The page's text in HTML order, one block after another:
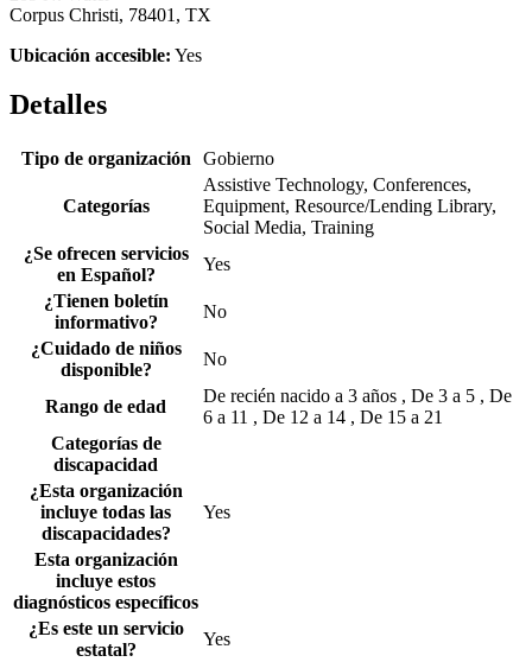
Corpus Christi, 78401, TX
Ubicación accesible: Yes
Detalles
Tipo de organización Gobierno
Categorías
Assistive Technology, Conferences,
Equipment, Resource/Lending Library,
Social Media, Training
¿Se ofrecen servicios
en Español?
Yes
¿Tienen boletín
informativo?
No
¿Cuidado de niños
disponible?
No
Rango de edad
De recién nacido a 3 años , De 3 a 5 , De
6 a 11 , De 12 a 14 , De 15 a 21
Categorías de
discapacidad
¿Esta organización
incluye todas las
discapacidades?
Yes
Esta organización
incluye estos
diagnósticos específicos
¿Es este un servicio
estatal?
Yes